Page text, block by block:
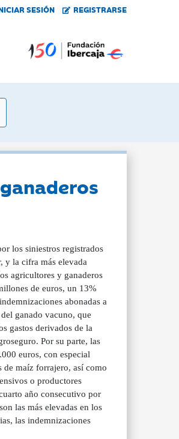
SESIÓN REGISTRARSE
los siniestros registrados
y la cifra más elevada
agricultores y ganaderos
de euros, un 13%
abonadas a
ganado vacuno, que
gastos derivados de la
Por su parte, las
euros, con especial
de maíz forrajero, así como
o productores
año consecutivo por
las más elevadas en los
las indemnizaciones